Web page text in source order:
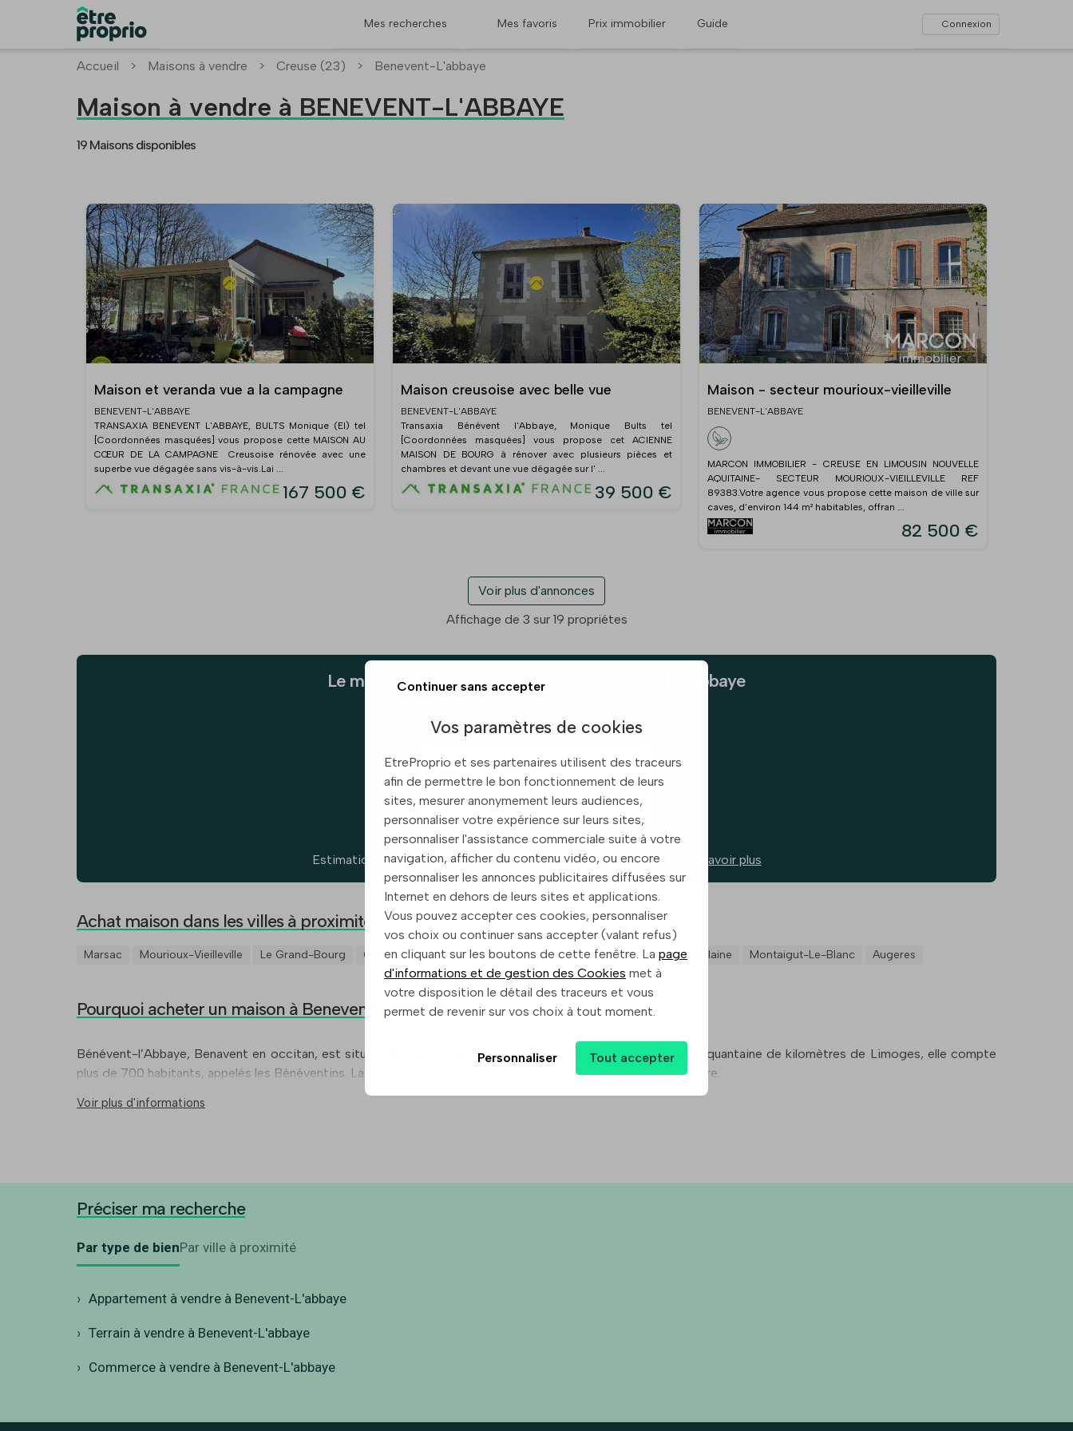
Mes recherches Mes favoris Prix immobilier Guide Connexion
Accueil > Maisons à vendre > Creuse (23) > Benevent-L'abbaye
Maison à vendre à BENEVENT-L'ABBAYE
19 Maisons disponibles
Maison et veranda vue a la campagne
BENEVENT-L'ABBAYE
TRANSAXIA BENEVENT L'ABBAYE, BULTS Monique (EI) tel
[Coordonnées masquées] vous propose cette MAISON AU
CŒUR DE LA CAMPAGNE Creusoise rénovée avec une
superbe vue dégagée sans vis-à-vis.Lai ...
167 500 €
Maison creusoise avec belle vue
BENEVENT-L'ABBAYE
Transaxia Bénévent l'Abbaye, Monique Bults tel
[Coordonnées masquées] vous propose cet ACIENNE
MAISON DE BOURG à rénover avec plusieurs pièces et
chambres et devant une vue dégagée sur l' ...
39 500 €
Maison - secteur mourioux-vieilleville
BENEVENT-L'ABBAYE
MARCON IMMOBILIER - CREUSE EN LIMOUSIN NOUVELLE
AQUITAINE- SECTEUR MOURIOUX-VIEILLEVILLE REF
89383.Votre agence vous propose cette maison de ville sur
caves, d’environ 144 m² habitables, offran ...
82 500 €
Voir plus d'annonces
Affichage de 3 sur 19 propriétes
Le marché immobilier des maisons à Benevent-L'abbaye
Annonces
19
Estimations des prix basées sur les annonces d’etreproprio.com, en savoir plus
Achat maison dans les villes à proximité
Marsac Mourioux-Vieilleville Le Grand-Bourg Ceyroux Chamborand Aulon Arrenes Saint-Priest-La-Plaine Montaigut-Le-Blanc Augeres
Pourquoi acheter un maison à Benevent-L'abbaye
Bénévent-l’Abbaye, Benavent en occitan, est située dans la Creuse, en région Nouvelle-Aquitaine. A une cinquantaine de kilomètres de Limoges, elle compte
plus de 700 habitants, appelés les Bénéventins. La ville est composée de dix hameaux et un bourg en son centre.
Voir plus d'informations
Préciser ma recherche
Par type de bienPar ville à proximité
Appartement à vendre à Benevent-L'abbaye
Terrain à vendre à Benevent-L'abbaye
Commerce à vendre à Benevent-L'abbaye
Continuer sans accepter
Vos paramètres de cookies
EtreProprio et ses partenaires utilisent des traceurs
afin de permettre le bon fonctionnement de leurs
sites, mesurer anonymement leurs audiences,
personnaliser votre expérience sur leurs sites,
personnaliser l'assistance commerciale suite à votre
navigation, afficher du contenu vidéo, ou encore
personnaliser les annonces publicitaires diffusées sur
Internet en dehors de leurs sites et applications.
Vous pouvez accepter ces cookies, personnaliser
vos choix ou continuer sans accepter (valant refus)
en cliquant sur les boutons de cette fenêtre. La page
d'informations et de gestion des Cookies met à
votre disposition le détail des traceurs et vous
permet de revenir sur vos choix à tout moment.
Personnaliser Tout accepter